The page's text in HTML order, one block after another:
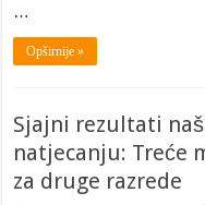
…
Opširnije »
Sjajni rezultati
natjecanju: Treće
za druge razrede